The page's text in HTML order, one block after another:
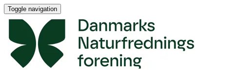
Toggle navigation